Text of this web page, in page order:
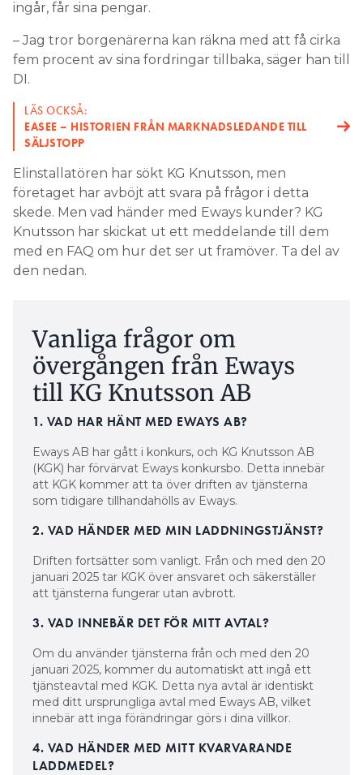
ingår, får sina pengar.
– Jag tror borgenärerna kan räkna med att få cirka
fem procent av sina fordringar tillbaka, säger han till
DI.
LÄS OCKSÅ:
EASEE – HISTORIEN FRÅN MARKNADSLEDANDE TILL
SÄLJSTOPP
Elinstallatören har sökt KG Knutsson, men
företaget har avböjt att svara på frågor i detta
skede. Men vad händer med Eways kunder? KG
Knutsson har skickat ut ett meddelande till dem
med en FAQ om hur det ser ut framöver. Ta del av
den nedan.
Vanliga frågor om
övergången från Eways
till KG Knutsson AB
1. VAD HAR HÄNT MED EWAYS AB?
Eways AB har gått i konkurs, och KG Knutsson AB
(KGK) har förvärvat Eways konkursbo. Detta innebär
att KGK kommer att ta över driften av tjänsterna
som tidigare tillhandahölls av Eways.
2. VAD HÄNDER MED MIN LADDNINGSTJÄNST?
Driften fortsätter som vanligt. Från och med den 20
januari 2025 tar KGK över ansvaret och säkerställer
att tjänsterna fungerar utan avbrott.
3. VAD INNEBÄR DET FÖR MITT AVTAL?
Om du använder tjänsterna från och med den 20
januari 2025, kommer du automatiskt att ingå ett
tjänsteavtal med KGK. Detta nya avtal är identiskt
med ditt ursprungliga avtal med Eways AB, vilket
innebär att inga förändringar görs i dina villkor.
4. VAD HÄNDER MED MITT KVARVARANDE
LADDMEDEL?